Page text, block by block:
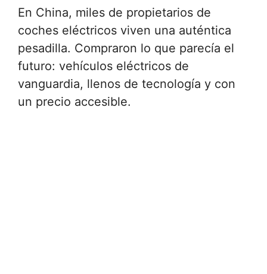
En China, miles de propietarios de
coches eléctricos viven una auténtica
pesadilla. Compraron lo que parecía el
futuro: vehículos eléctricos de
vanguardia, llenos de tecnología y con
un precio accesible.